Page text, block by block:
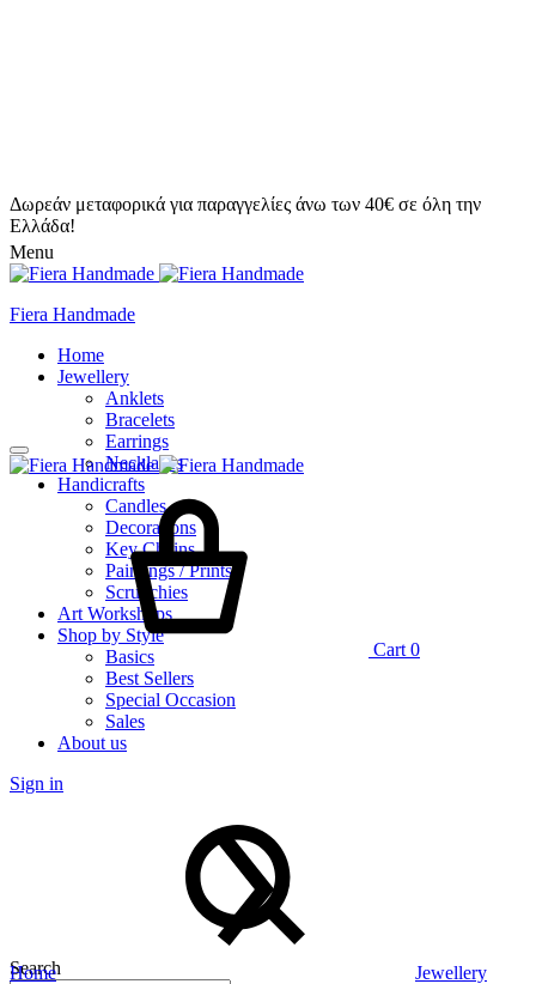
Δωρεάν μεταφορικά για παραγγελίες άνω των 40€ σε όλη την
Ελλάδα!
Menu
Fiera Handmade
Home
Jewellery
Anklets
Bracelets
Earrings
Necklaces
Handicrafts
Candles
Decorations
Key Chains
Paintings / Prints
Scrunchies
Art Workshops
Shop by Style
Basics
Best Sellers
Special Occasion
Sales
About us
Sign in
Search
Cart 0
Home Jewellery